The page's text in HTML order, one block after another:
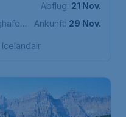
Abflug: 21 Nov.
Ankunft: 29 Nov.
Icelandair